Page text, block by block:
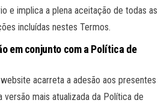
e implica a plena aceitação de todas as
incluídas nestes Termos.
em conjunto com a Política de
acarreta a adesão aos presentes
versão mais atualizada da Política de